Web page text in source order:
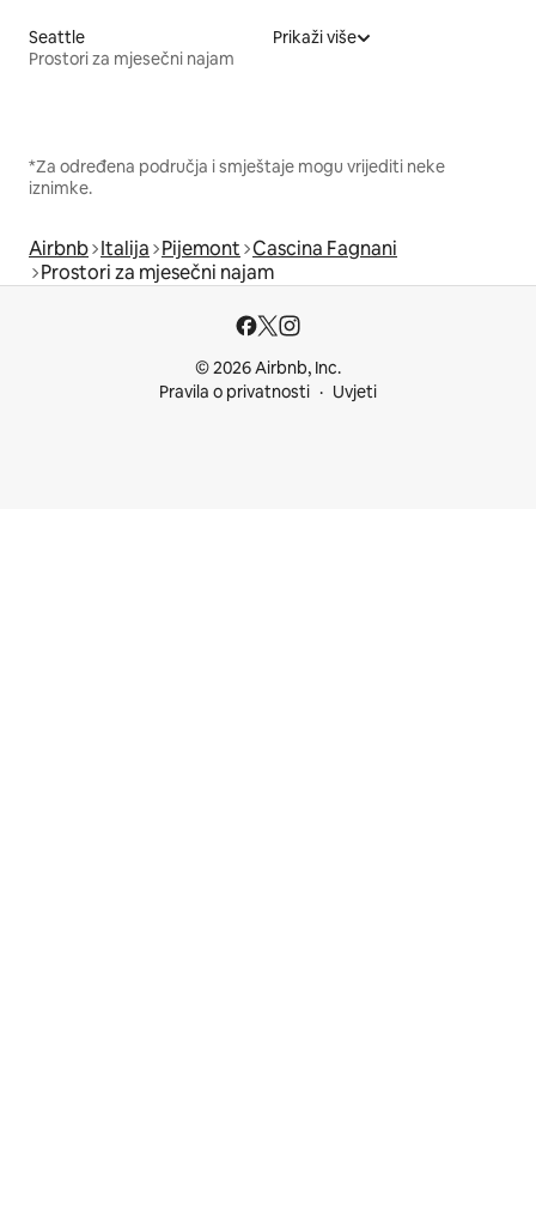
Seattle
Prostori za mjesečni najam
Prikaži više
*Za određena područja i smještaje mogu vrijediti neke
iznimke.
Airbnb Italija Pijemont Cascina Fagnani
Prostori za mjesečni najam
© 2026 Airbnb, Inc.
Pravila o privatnosti
Uvjeti